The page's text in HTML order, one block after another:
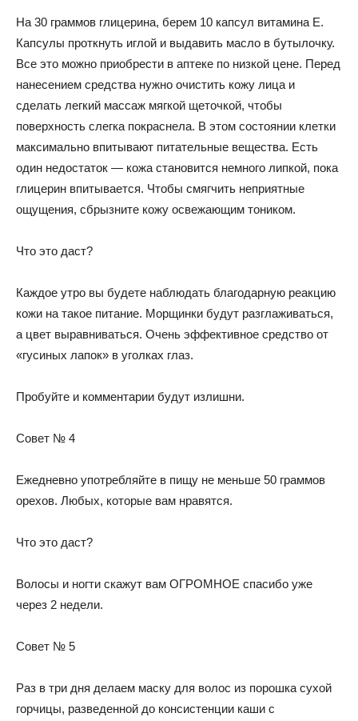
На 30 граммов глицерина, берем 10 капсул витамина Е.
Капсулы проткнуть иглой и выдавить масло в бутылочку.
Все это можно приобрести в аптеке по низкой цене. Перед
нанесением средства нужно очистить кожу лица и
сделать легкий массаж мягкой щеточкой, чтобы
поверхность слегка покраснела. В этом состоянии клетки
максимально впитывают питательные вещества. Есть
один недостаток — кожа становится немного липкой, пока
глицерин впитывается. Чтобы смягчить неприятные
ощущения, сбрызните кожу освежающим тоником.
Что это даст?
Каждое утро вы будете наблюдать благодарную реакцию
кожи на такое питание. Морщинки будут разглаживаться,
а цвет выравниваться. Очень эффективное средство от
«гусиных лапок» в уголках глаз.
Пробуйте и комментарии будут излишни.
Совет № 4
Ежедневно употребляйте в пищу не меньше 50 граммов
орехов. Любых, которые вам нравятся.
Что это даст?
Волосы и ногти скажут вам ОГРОМНОЕ спасибо уже
через 2 недели.
Совет № 5
Раз в три дня делаем маску для волос из порошка сухой
горчицы, разведенной до консистенции каши с